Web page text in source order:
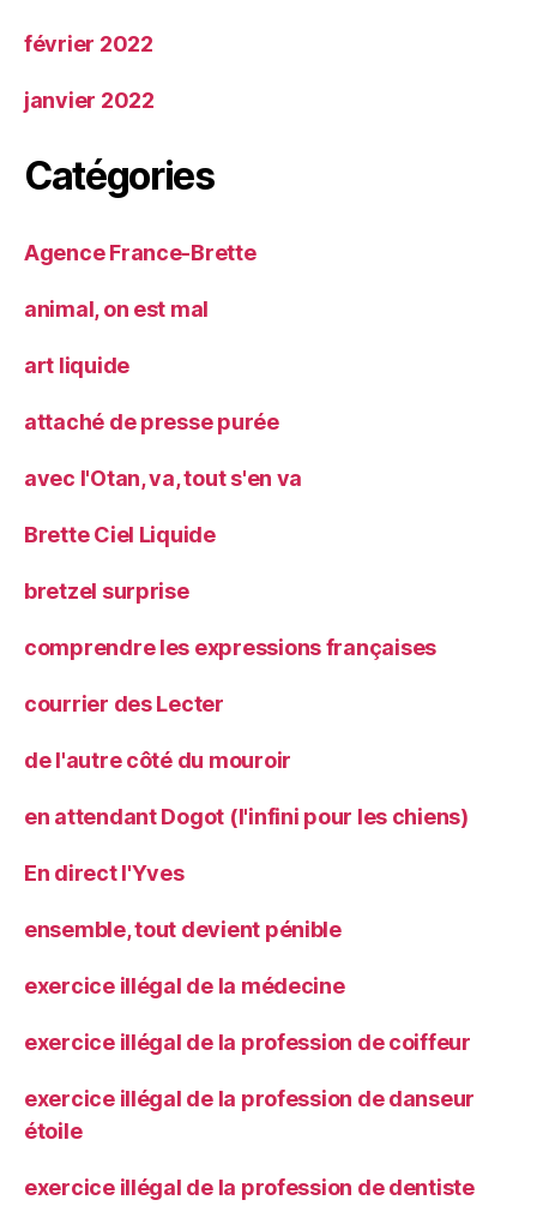
février 2022
janvier 2022
Catégories
Agence France-Brette
animal, on est mal
art liquide
attaché de presse purée
avec l'Otan, va, tout s'en va
Brette Ciel Liquide
bretzel surprise
comprendre les expressions françaises
courrier des Lecter
de l'autre côté du mouroir
en attendant Dogot (l'infini pour les chiens)
En direct l'Yves
ensemble, tout devient pénible
exercice illégal de la médecine
exercice illégal de la profession de coiffeur
exercice illégal de la profession de danseur
étoile
exercice illégal de la profession de dentiste